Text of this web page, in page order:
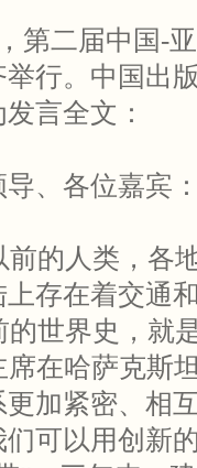
二届中国-亚
行。中国出
言全文：
、各位嘉宾
的人类，各
存在着交通
的世界史，就
在哈萨克斯
加紧密、相
可以用创新